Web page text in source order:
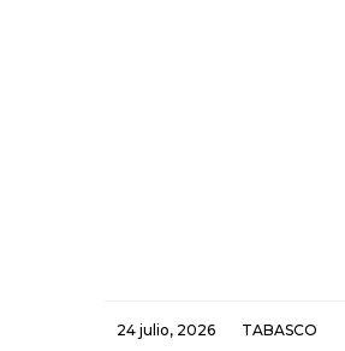
24 julio, 2026 TABASCO